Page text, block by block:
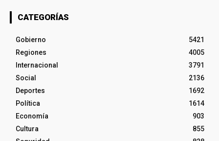
CATEGORÍAS
Gobierno
5421
Regiones
4005
Internacional
3791
Social
2136
Deportes
1692
Política
1614
Economía
903
Cultura
855